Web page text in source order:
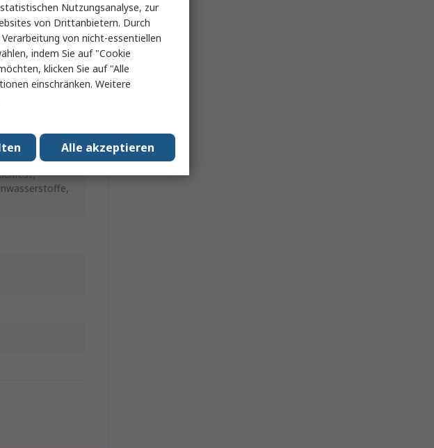
Nutzungsanalyse, zur
von Drittanbietern. Durch
von nicht-essentiellen
indem Sie auf "Cookie
klicken Sie auf "Alle
einschränken. Weitere
Alle akzeptieren